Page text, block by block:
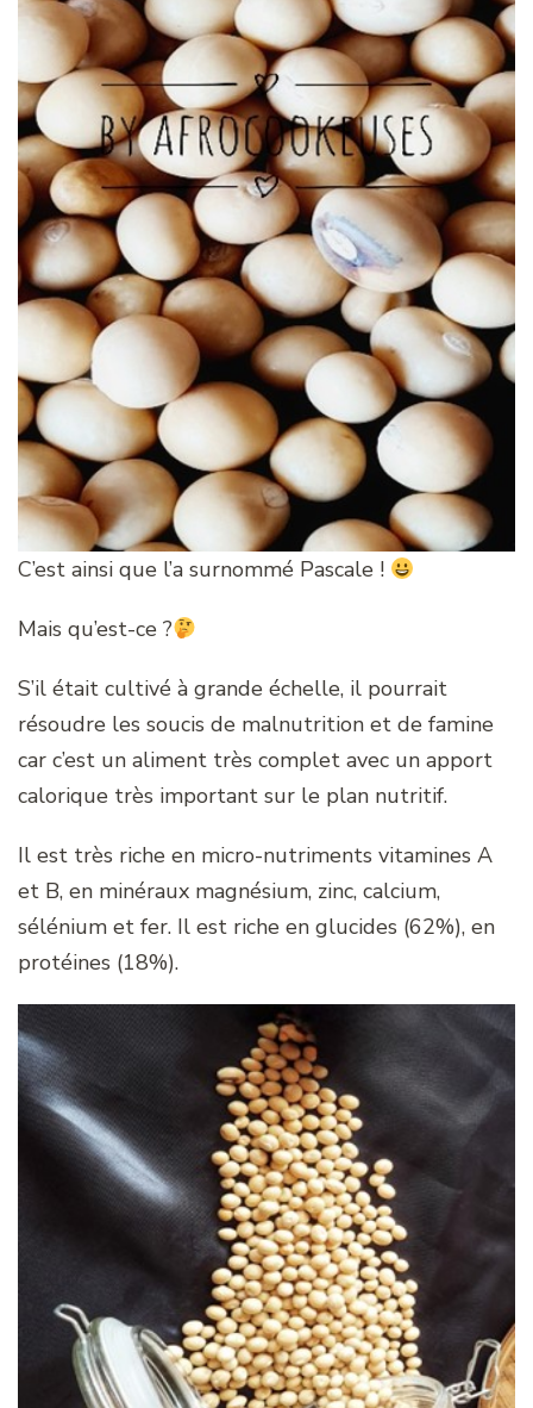
C’est ainsi que l’a surnommé Pascale !
Mais qu’est-ce ?
S’il était cultivé à grande échelle, il pourrait
résoudre les soucis de malnutrition et de famine
car c’est un aliment très complet avec un apport
calorique très important sur le plan nutritif.
Il est très riche en micro-nutriments vitamines A
et B, en minéraux magnésium, zinc, calcium,
sélénium et fer. Il est riche en glucides (62%), en
protéines (18%).